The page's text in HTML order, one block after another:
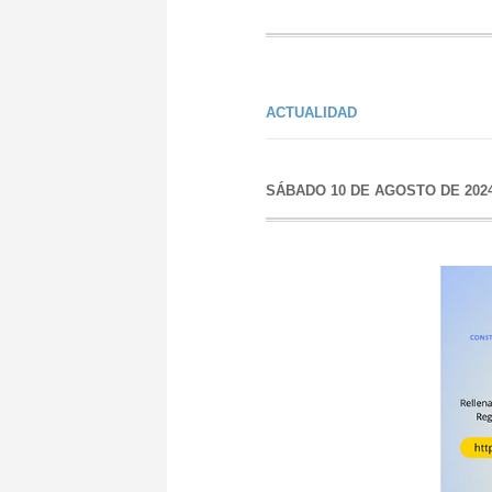
ACTUALIDAD
SÁBADO 10 DE AGOSTO DE